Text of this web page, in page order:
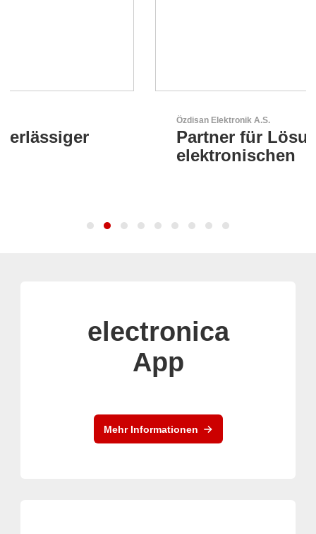
Partner für Lösungen mit
electronica
App
Mehr Informationen